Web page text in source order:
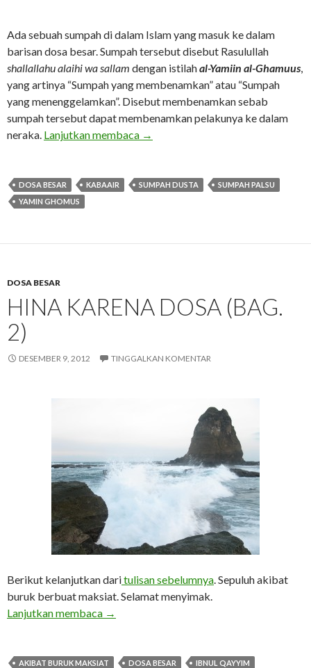
Ada sebuah sumpah di dalam Islam yang masuk ke dalam
barisan dosa besar. Sumpah tersebut disebut Rasulullah
shallallahu alaihi wa sallam dengan istilahal-Yamiin al-Ghamuus,
yang artinya “Sumpah yang membenamkan” atau “Sumpah
yang menenggelamkan”. Disebut membenamkan sebab
sumpah tersebut dapat membenamkan pelakunya ke dalam
neraka. Lanjutkan membaca Tenggelam di Neraka Karena
→
DOSA BESAR KABAAIR SUMPAH DUSTA
SUMPAH PALSU
YAMIN GHOMUS
DOSA BESAR
HINA KARENA DOSA (BAG.
2)
DESEMBER 9, 2012 TINGGALKAN KOMENTAR
Berikut kelanjutkan daritulisan sebelumnya. Sepuluh akibat
buruk berbuat maksiat. Selamat menyimak.
Lanjutkan membaca Hina Karena Dosa (bag. 2)
→
AKIBAT BURUK MAKSIAT DOSA BESAR
IBNUL QAYYIM